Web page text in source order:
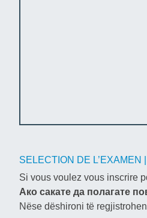
SELECTION DE
Si vous voulez vous inscrire
Ако сакате да полагате
Nëse dëshironi të